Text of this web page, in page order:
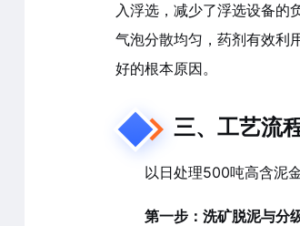
入浮选，减少了浮选设备的
气泡分散均匀，药剂有效利
好的根本原因。
三、工艺流
以日处理500吨高含泥
第一步：洗矿脱泥与分